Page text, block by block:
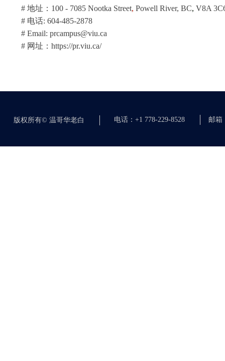
# 地址：100 - 7085 Nootka Street, Powell River, BC, V8A
# 电话: 604-485-2878
# Email: prcampus@viu.ca
# 网址：https://pr.viu.ca/
邮箱
电话：+1 778-229-8528
版权所有© 温哥华老白